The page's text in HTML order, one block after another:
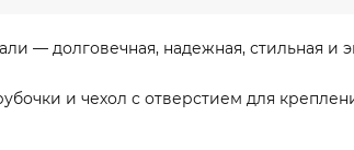
— долговечная, надежная, стильная и
и чехол с отверстием для